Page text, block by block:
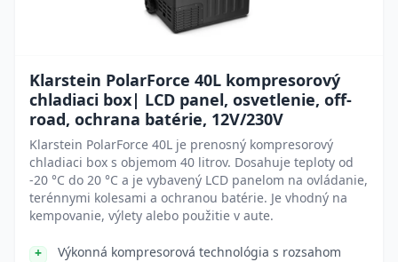
Klarstein PolarForce 40L kompresorový
chladiaci box| LCD panel, osvetlenie, off-
road, ochrana batérie, 12V/230V
Klarstein PolarForce 40L je prenosný kompresorový
chladiaci box s objemom 40 litrov. Dosahuje teploty od
-20 °C do 20 °C a je vybavený LCD panelom na ovládanie,
terénnymi kolesami a ochranou batérie. Je vhodný na
kempovanie, výlety alebo použitie v aute.
Výkonná kompresorová technológia s rozsahom